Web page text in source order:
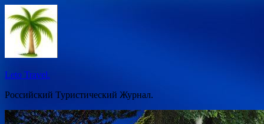
Перейти
к
содержимому
Leto Travel.
Российский Туристический Журнал.